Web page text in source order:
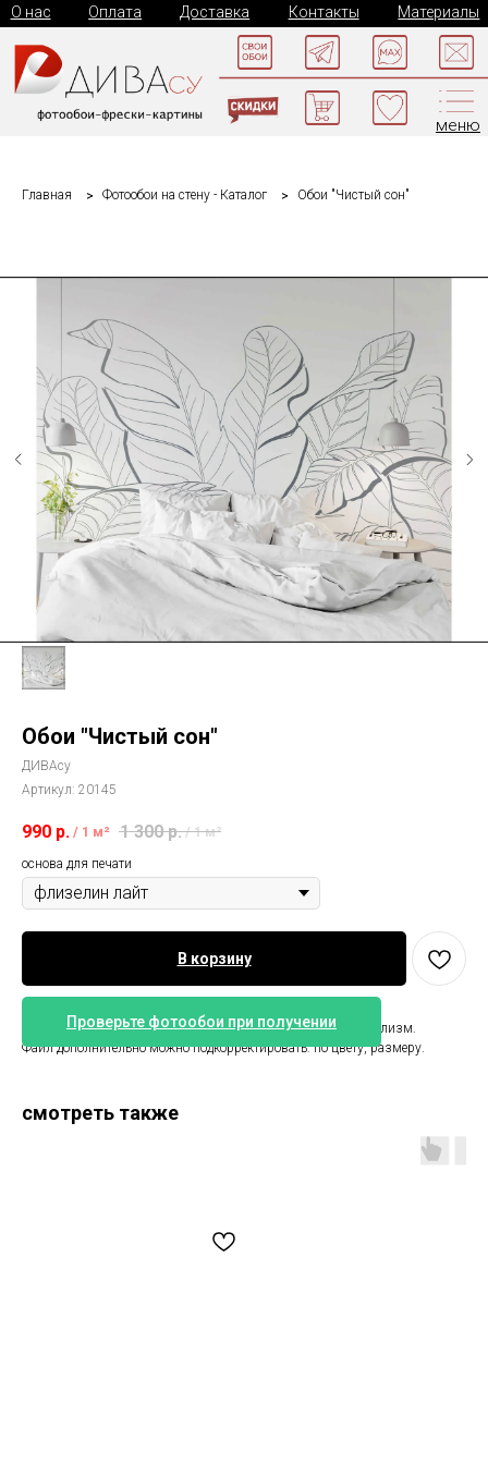
Контакты Материалы
О нас Доставка
Оплата
меню
Главная Фотообои на стену - Каталог Обои "Чистый сон"
Обои "Чистый сон"
ДИВАсу
Артикул: 20145
990 р. / 1 м² 1 300 р. / 1 м²
основа для печати
Проверьте фотообои при получении
В корзину
Белые обои с контуром пальмовых листьев в стиле минимализм.
Файл дополнительно можно подкорректировать: по цвету, размеру.
смотреть также